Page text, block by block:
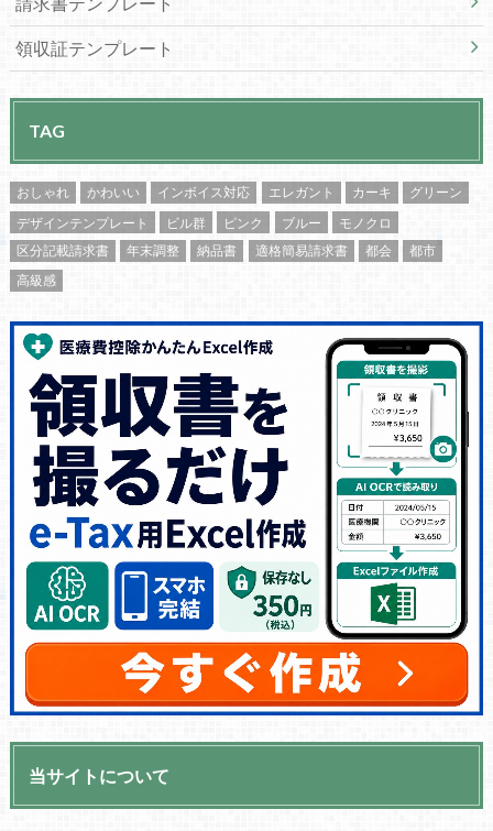
領収証テンプレート
TAG
おしゃれ かわいい インボイス対応 エレガント カーキ
グリーン
デザインテンプレート
ビル群 ピンク ブルー
モノクロ
区分記載請求書
年末調整 納品書 適格簡易請求書 都会
都市
高級感
当サイトについて